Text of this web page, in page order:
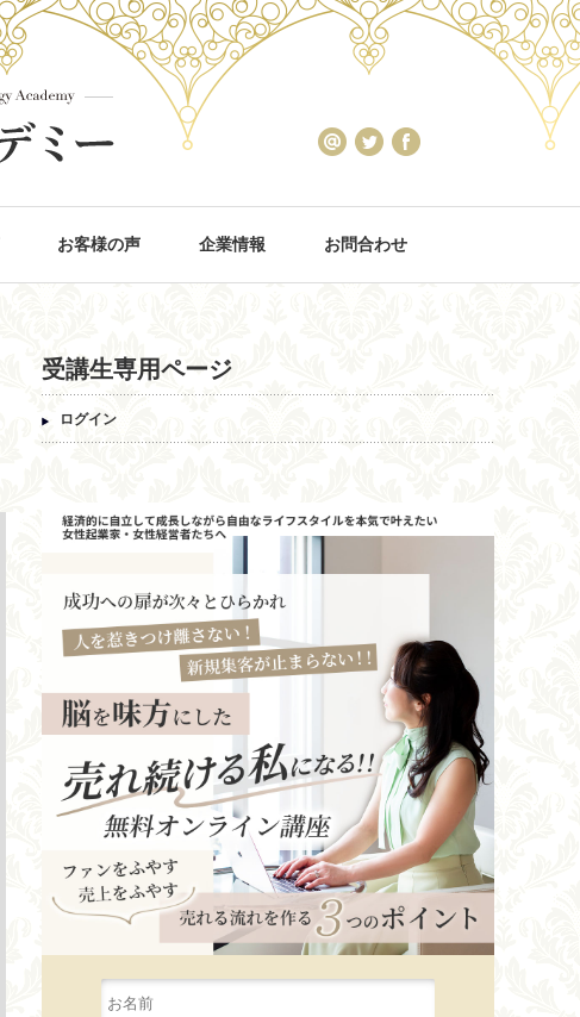
お客様の声 企業情報 お問合わせ
受講生専用ページ
ログイン